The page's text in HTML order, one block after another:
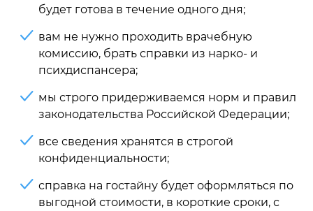
будет готова в течение одного дня;
вам не нужно проходить врачебную
комиссию, брать справки из нарко- и
психдиспансера;
мы строго придерживаемся норм и правил
законодательства Российской Федерации;
все сведения хранятся в строгой
конфиденциальности;
справка на гостайну будет оформляться по
выгодной стоимости, в короткие сроки, с